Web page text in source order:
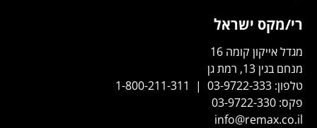
רי/מקס ישראל
מגדל אייקון קומה 16
מנחם בגין 13, רמת גן
טלפון: 03-9722-333
|
1-800-211-311
פקס: 03-9722-330
info@remax.co.il